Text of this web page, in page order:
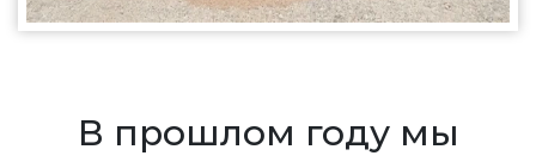
В прошлом году мы